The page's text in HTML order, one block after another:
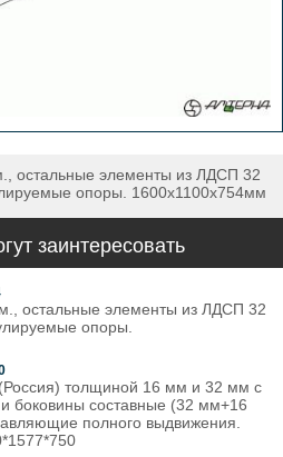
остальные элементы из ЛДСП 32
опоры. 1600х1100х754мм
заинтересовать
остальные элементы из ЛДСП 32
опоры.
толщиной 16 мм и 32 мм с
боковины составные (32 мм+16
полного выдвижения.